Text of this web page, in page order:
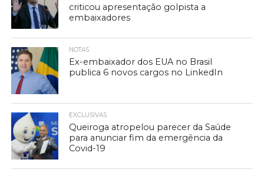
criticou apresentação golpista a
embaixadores
NOTAS
Ex-embaixador dos EUA no Brasil
publica 6 novos cargos no LinkedIn
EXCLUSIVAS
Queiroga atropelou parecer da Saúde
para anunciar fim da emergência da
Covid-19